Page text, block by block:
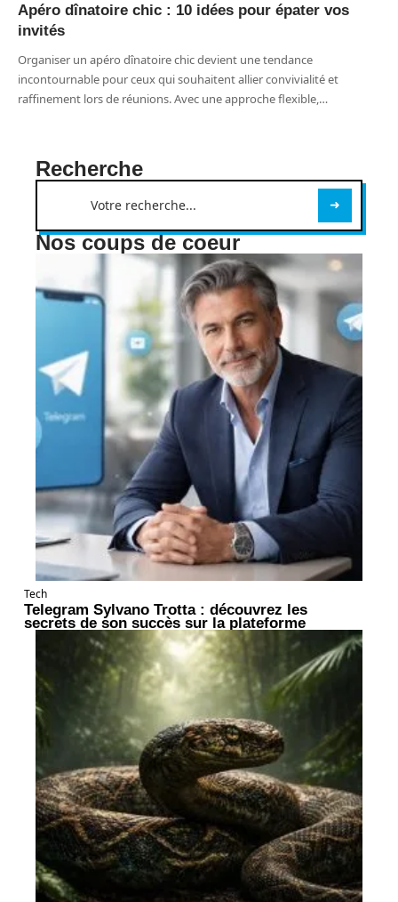
Apéro dînatoire chic : 10 idées pour épater vos
invités
Organiser un apéro dînatoire chic devient une tendance
incontournable pour ceux qui souhaitent allier convivialité et
raffinement lors de réunions. Avec une approche flexible,…
Recherche
Nos coups de coeur
Tech
Telegram Sylvano Trotta : découvrez les
secrets de son succès sur la plateforme